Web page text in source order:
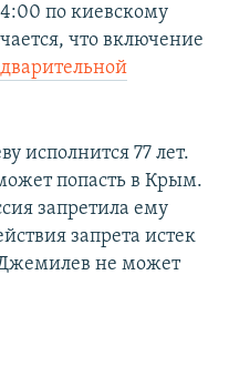
по киевскому
что включение
исполнится 77 лет.
попасть в Крым.
запретила ему
запрета истек
Джемилев не может